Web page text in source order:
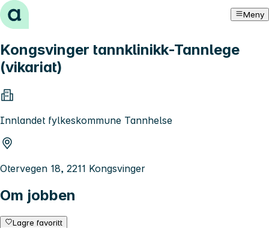
Hopp til innhold Meny
Kongsvinger tannklinikk-Tannlege
(vikariat)
Innlandet fylkeskommune Tannhelse
Otervegen 18, 2211 Kongsvinger
Om jobben
Lagre favoritt